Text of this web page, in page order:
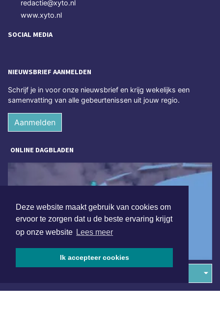
Deze website maakt gebruik van cookies om
ervoor te zorgen dat u de beste ervaring krijgt
op onze website Lees meer
Ik accepteer cookies
redactie@xyto.nl
www.xyto.nl
SOCIAL MEDIA
NIEUWSBRIEF AANMELDEN
Schrijf je in voor onze nieuwsbrief en krijg wekelijks een
samenvatting van alle gebeurtenissen uit jouw regio.
Aanmelden
ONLINE DAGBLADEN